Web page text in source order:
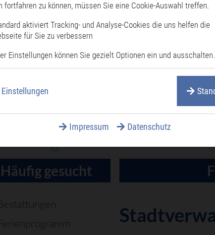
Häufig gesucht
fortfahren zu können, müssen Sie eine Cookie-Auswahl treffen.
aktiviert Tracking- und Analyse-Cookies die uns helfen die
für Sie zu verbessern
Einstellungen können Sie gezielt Optionen ein und ausschalten.
Einstellungen
Impressum Datenschutz